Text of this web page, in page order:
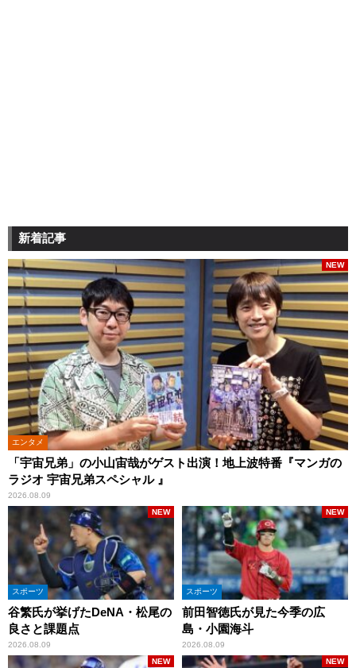
新着記事
エンタメ
「宇宙兄弟」の小山宙哉がゲスト出演！地上波特番『マンガの
ラジオ 宇宙兄弟スペシャル 』
2026.08.09
NEW
スポーツ
谷繁氏が挙げたDeNA・松尾の
良さと課題点
2026.08.09
NEW
スポーツ
前田智徳氏が見た今季の広
島・小園海斗
2026.08.09
NEW
NEW NEW